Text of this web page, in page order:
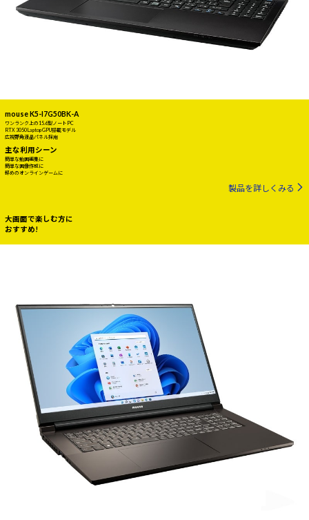
mouse K5-I7G50BK-A
ワンランク上の15.6型ノートPC
RTX 3050 Laptop GPU搭載モデル
広視野角液晶パネル採用
主な利用シーン
簡単な動画編集に
簡単な画像作成に
軽めのオンラインゲームに
製品を詳しくみる
大画面で楽しむ方に
おすすめ!